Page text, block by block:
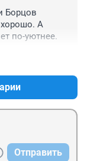
Борцов
хорошо. А
по-уютнее.
Отправить